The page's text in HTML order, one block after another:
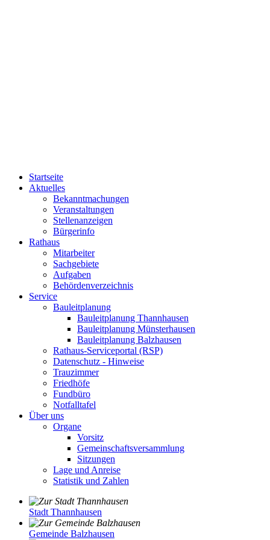
Startseite
Aktuelles
Bekanntmachungen
Veranstaltungen
Stellenanzeigen
Bürgerinfo
Rathaus
Mitarbeiter
Sachgebiete
Aufgaben
Behördenverzeichnis
Service
Bauleitplanung
Bauleitplanung Thannhausen
Bauleitplanung Münsterhausen
Bauleitplanung Balzhausen
Rathaus-Serviceportal (RSP)
Datenschutz - Hinweise
Trauzimmer
Friedhöfe
Fundbüro
Notfalltafel
Über uns
Organe
Vorsitz
Gemeinschaftsversammlung
Sitzungen
Lage und Anreise
Statistik und Zahlen
Stadt Thannhausen
Gemeinde Balzhausen